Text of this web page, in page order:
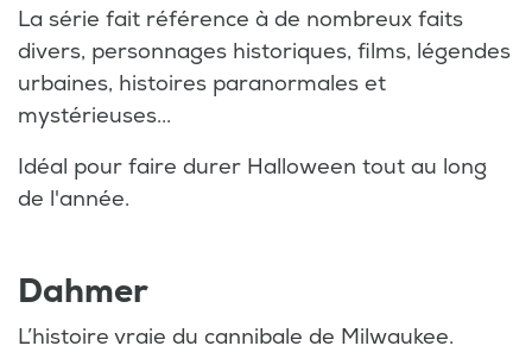
La série fait référence à de nombreux faits
divers, personnages historiques, films, légendes
urbaines, histoires paranormales et
mystérieuses...
Idéal pour faire durer Halloween tout au long
de l'année.
Dahmer
L’histoire vraie du cannibale de Milwaukee.